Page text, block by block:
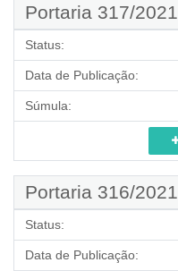
Portaria 317/2021
Status:
Data de Publicação:
Súmula:
Portaria 316/2021
Status:
Data de Publicação: